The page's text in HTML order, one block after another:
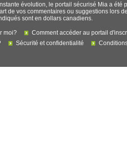
évolution, le portail sécurisé Mia a été
de vos commentaires ou suggestions lors
sont en dollars canadiens.
moi?
Comment accéder au portail
Sécurité et confidentialité